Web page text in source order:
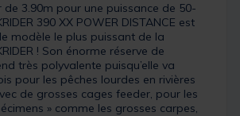
de 3.90m pour une puissance de 50-
390 XX POWER DISTANCE est
modèle le plus puissant de la
! Son énorme réserve de
très polyvalente puisqu’elle va
pour les pêches lourdes en rivières
de grosses cages feeder, pour les
» comme les grosses carpes,